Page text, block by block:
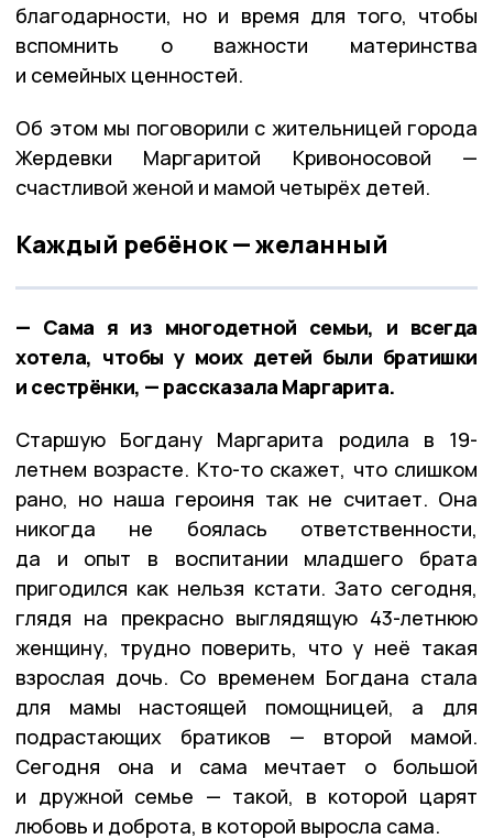
благодарности, но и время для того, чтобы
вспомнить о важности материнства
и семейных ценностей.
Об этом мы поговорили с жительницей города
Жердевки Маргаритой Кривоносовой —
счастливой женой и мамой четырёх детей.
Каждый ребёнок — желанный
— Сама я из многодетной семьи, и всегда
хотела, чтобы у моих детей были братишки
и сестрёнки, — рассказала Маргарита.
Старшую Богдану Маргарита родила в 19-
летнем возрасте. Кто-то скажет, что слишком
рано, но наша героиня так не считает. Она
никогда не боялась ответственности,
да и опыт в воспитании младшего брата
пригодился как нельзя кстати. Зато сегодня,
глядя на прекрасно выглядящую 43-летнюю
женщину, трудно поверить, что у неё такая
взрослая дочь. Со временем Богдана стала
для мамы настоящей помощницей, а для
подрастающих братиков — второй мамой.
Сегодня она и сама мечтает о большой
и дружной семье — такой, в которой царят
любовь и доброта, в которой выросла сама.